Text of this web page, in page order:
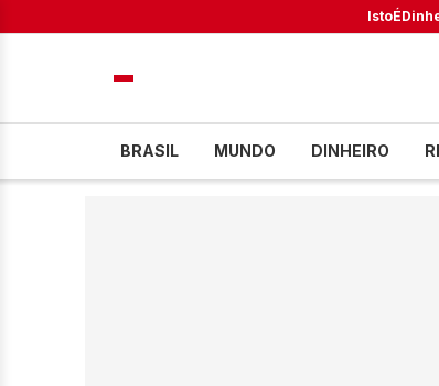
IstoÉ
BRASIL MUNDO DINHEIRO